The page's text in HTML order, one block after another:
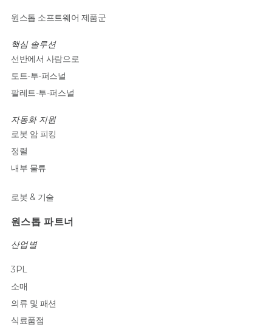
원스톱 소프트웨어 제품군
핵심 솔루션
선반에서 사람으로
토트-투-퍼스널
팔레트-투-퍼스널
자동화 지원
로봇 암 피킹
정렬
내부 물류
로봇 & 기술
원스톱 파트너
산업별
3PL
소매
의류 및 패션
식료품점